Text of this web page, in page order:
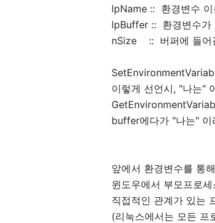
lpName :: 환경변수
lpBuffer :: 환경변수가
nSize :: 버퍼에 들어
이렇게 선언시, "나는"
buffer에다가 "나는" 이
앞에서 환경변수를 통
윈도우에서 부모프로
직접적인 관계가 있는
(리눅스에서는 모든 프